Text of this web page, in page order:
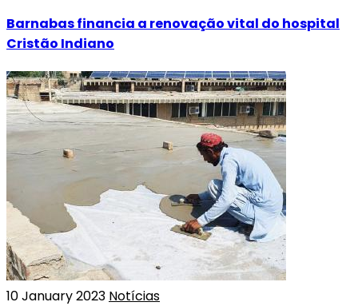
Barnabas financia a renovação vital do hospital
Cristão Indiano
10 January 2023 Notícias